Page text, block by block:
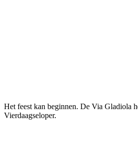
Het feest kan beginnen. De Via Gladiola
Vierdaagseloper.